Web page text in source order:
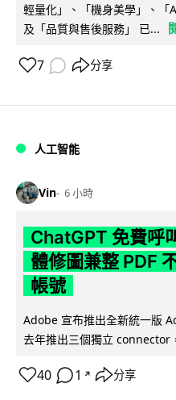
輕量化」、「機身美學」、「
及「品質與售後服務」 已...
7 分享
人工智能
Vin 6 小時
ChatGPT 免費呼
體修圖兼整 PDF
帳號
Adobe 宣布推出全新統一版
去年推出三個獨立 connector
40 1 ↗ 分享